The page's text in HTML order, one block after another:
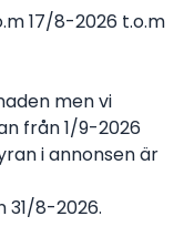
17/8-2026 t.o.m
men vi
från 1/9-2026
i annonsen är
31/8-2026.